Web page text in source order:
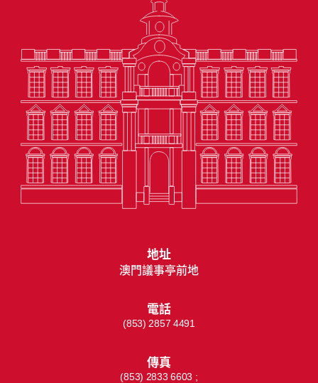
地址
澳門議事亭前地
電話
(853) 2857 4491
傳真
(853) 2833 6603 ;